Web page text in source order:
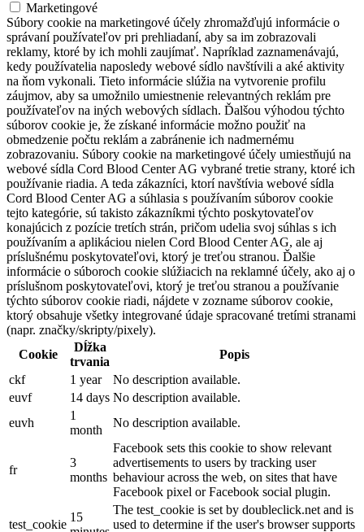
Marketingové
Súbory cookie na marketingové účely zhromažďujú informácie o
správaní používateľov pri prehliadaní, aby sa im zobrazovali
reklamy, ktoré by ich mohli zaujímať. Napríklad zaznamenávajú,
kedy používatelia naposledy webové sídlo navštívili a aké aktivity
na ňom vykonali. Tieto informácie slúžia na vytvorenie profilu
záujmov, aby sa umožnilo umiestnenie relevantných reklám pre
používateľov na iných webových sídlach. Ďalšou výhodou týchto
súborov cookie je, že získané informácie možno použiť na
obmedzenie počtu reklám a zabránenie ich nadmernému
zobrazovaniu. Súbory cookie na marketingové účely umiestňujú na
webové sídla Cord Blood Center AG vybrané tretie strany, ktoré ich
používanie riadia. A teda zákazníci, ktorí navštívia webové sídla
Cord Blood Center AG a súhlasia s používaním súborov cookie
tejto kategórie, sú takisto zákazníkmi týchto poskytovateľov
konajúcich z pozície tretích strán, pričom udelia svoj súhlas s ich
používaním a aplikáciou nielen Cord Blood Center AG, ale aj
príslušnému poskytovateľovi, ktorý je treťou stranou. Ďalšie
informácie o súboroch cookie slúžiacich na reklamné účely, ako aj o
príslušnom poskytovateľovi, ktorý je treťou stranou a používanie
týchto súborov cookie riadi, nájdete v zozname súborov cookie,
ktorý obsahuje všetky integrované údaje spracované tretími stranami
(napr. značky/skripty/pixely).
Cookie
Dĺžka
trvania
Popis
ckf
1 year
No description available.
euvf
14 days No description available.
euvh
1
month
No description available.
fr
3
months
Facebook sets this cookie to show relevant
advertisements to users by tracking user
behaviour across the web, on sites that have
Facebook pixel or Facebook social plugin.
test_cookie
15
The test_cookie is set by doubleclick.net and is
used to determine if the user's browser supports